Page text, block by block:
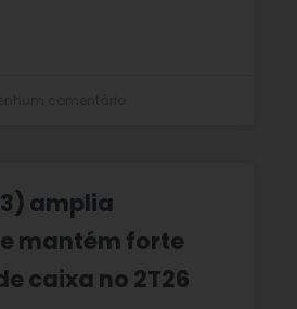
amplia
mantém forte
caixa no 2T26